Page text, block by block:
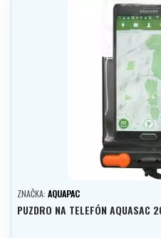
ZNAČKA: AQUAPAC
PUZDRO NA TELEFÓN AQUASAC